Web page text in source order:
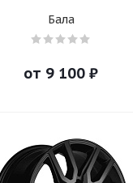
Бала
от 9 100 ₽